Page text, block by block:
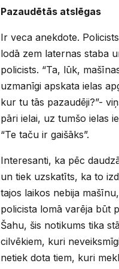
Pazaudētās atslēgas
Ir veca anekdote.
lodā zem laternas staba
policists. “Ta, lūk,
uzmanīgi apskata ielas
kur tu tās pazaudēji?”-
pāri ielai, uz tumšo ielas
“Te taču ir gaišāks”.
Interesanti, ka pēc
un tiek uzskatīts, ka to
tajos laikos nebija
policista lomā varēja būt
Šahu, šis notikums tika
cilvēkiem, kuri
netiek dota tiem, kuri